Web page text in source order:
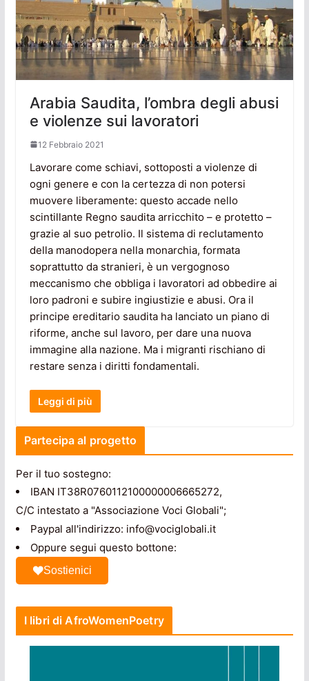
Arabia Saudita, l’ombra degli abusi
e violenze sui lavoratori
12 Febbraio 2021
Lavorare come schiavi, sottoposti a violenze di
ogni genere e con la certezza di non potersi
muovere liberamente: questo accade nello
scintillante Regno saudita arricchito – e protetto –
grazie al suo petrolio. Il sistema di reclutamento
della manodopera nella monarchia, formata
soprattutto da stranieri, è un vergognoso
meccanismo che obbliga i lavoratori ad obbedire ai
loro padroni e subire ingiustizie e abusi. Ora il
principe ereditario saudita ha lanciato un piano di
riforme, anche sul lavoro, per dare una nuova
immagine alla nazione. Ma i migranti rischiano di
restare senza i diritti fondamentali.
Leggi di più
Partecipa al progetto
Per il tuo sostegno:
IBAN IT38R0760112100000006665272,
C/C intestato a "Associazione Voci Globali";
Paypal all'indirizzo: info@vociglobali.it
Oppure segui questo bottone:
Sostienici
I libri di AfroWomenPoetry